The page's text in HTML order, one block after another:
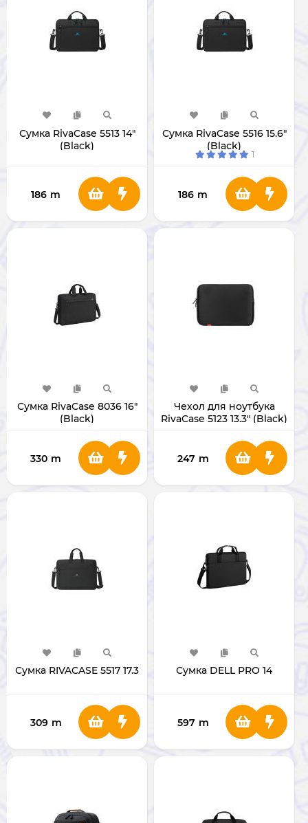
Сумка RivaCase 5513 14"
(Black)
186 m
Сумка RivaCase 5516 15.6"
(Black)
1
186 m
Сумка RivaCase 8036 16"
(Black)
330 m
Чехол для ноутбука
RivaCase 5123 13.3" (Black)
247 m
Сумка RIVACASE 5517 17.3
309 m
Сумка DELL PRO 14
597 m